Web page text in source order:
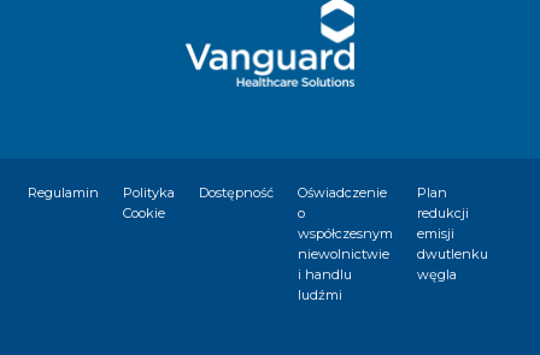
Regulamin
Polityka
Cookie
Dostępność
Oświadczenie
o
współczesnym
niewolnictwie
i handlu
ludźmi
Plan
redukcji
emisji
dwutlenku
węgla